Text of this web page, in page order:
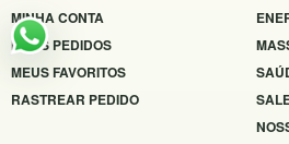
MINHA CONTA
MEUS PEDIDOS
MEUS FAVORITOS
RASTREAR PEDIDO